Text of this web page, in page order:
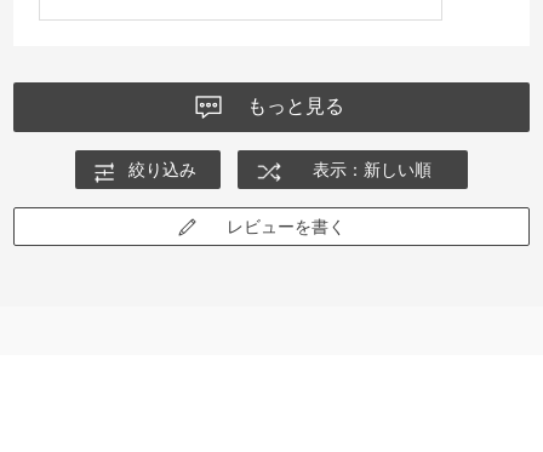
もっと見る
絞り込み 表示：新しい順
レビューを書く